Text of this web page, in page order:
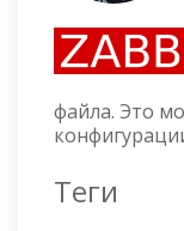
файла. Это
Теги